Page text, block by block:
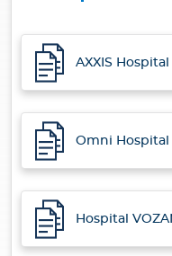
AXXIS
Omni Hospital
Hospital